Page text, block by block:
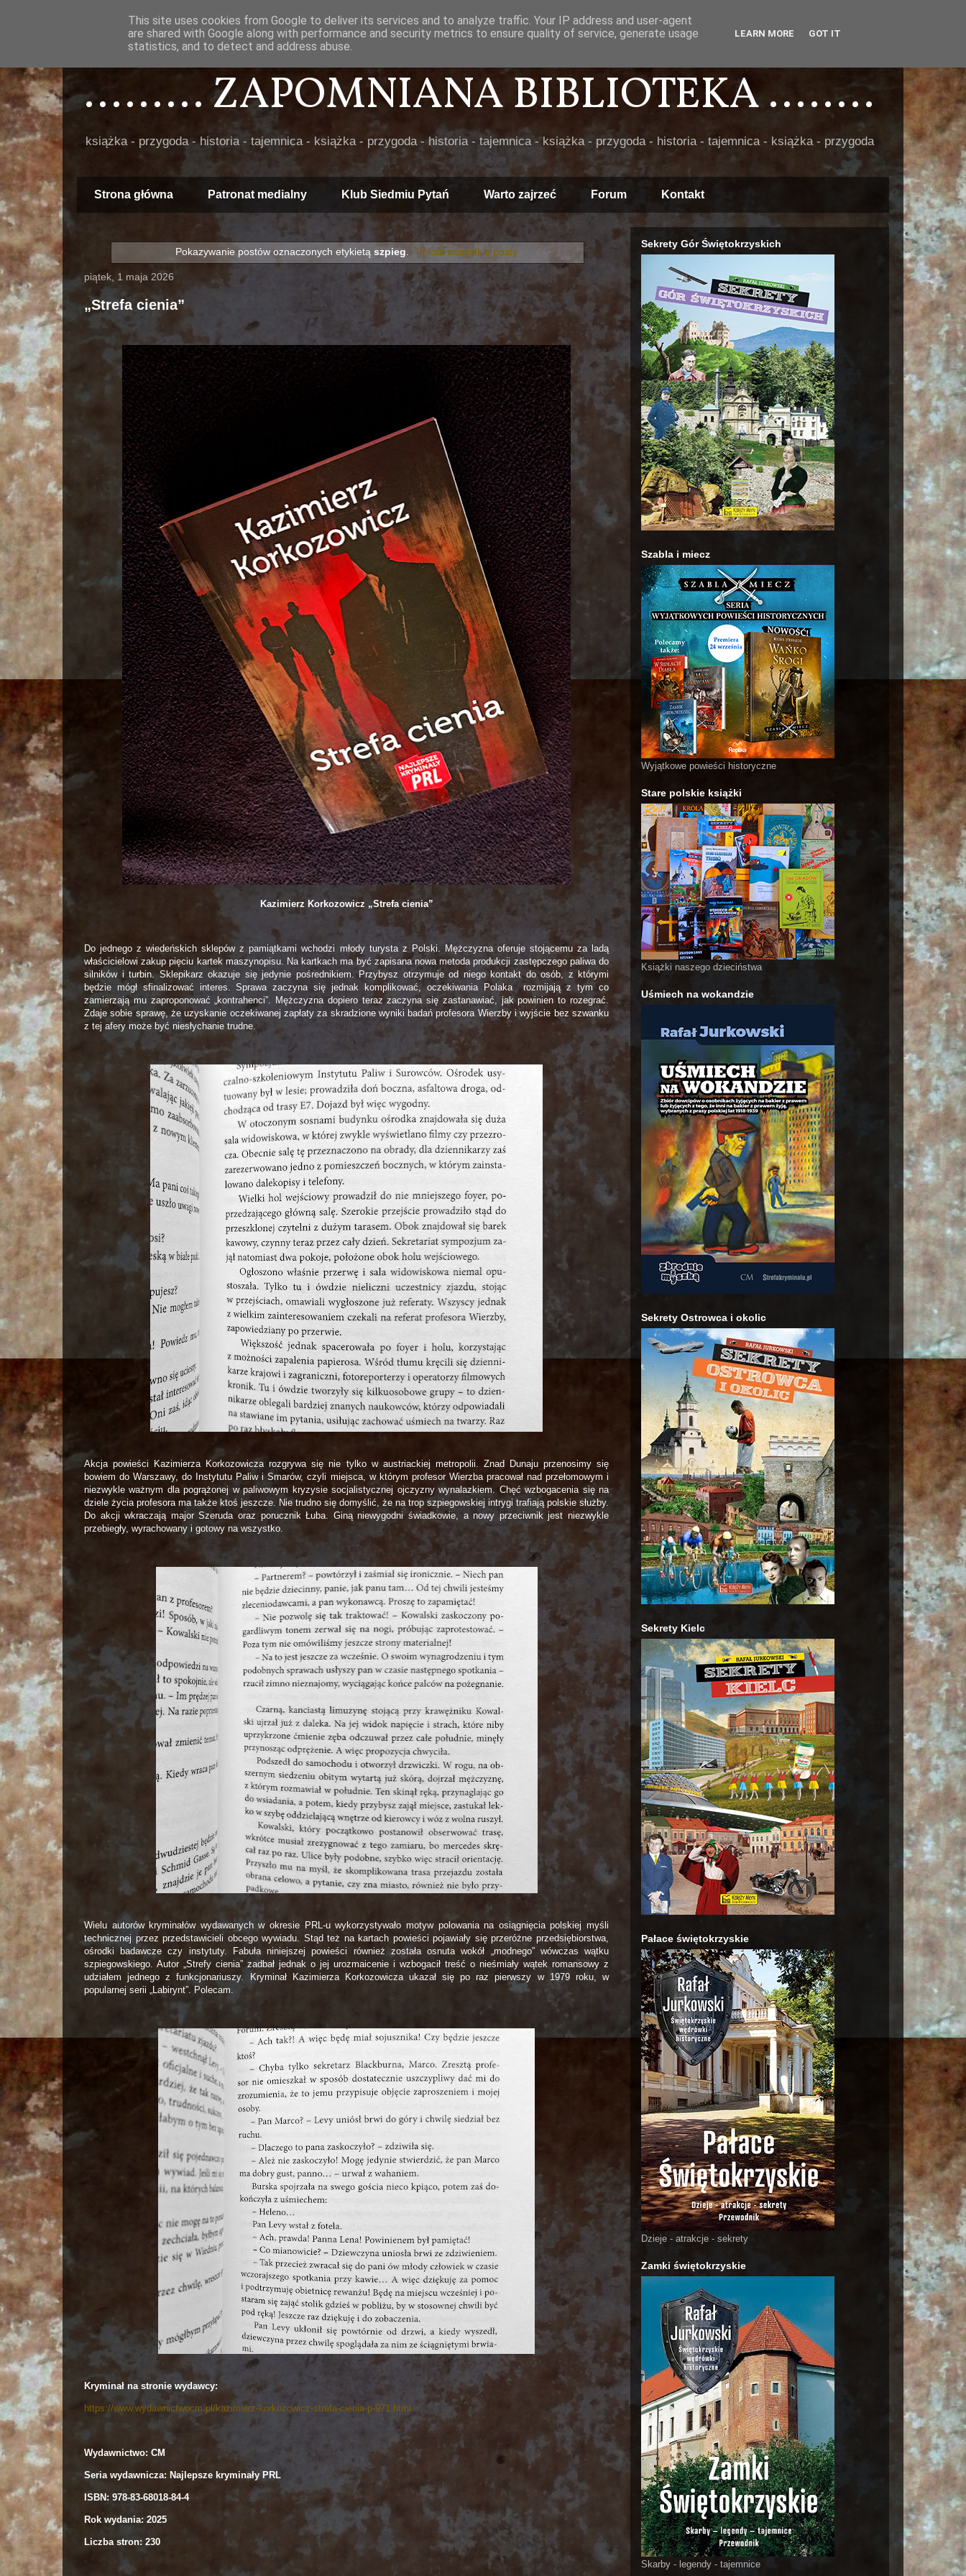
......... ZAPOMNIANA BIBLIOTEKA ........
książka - przygoda - historia - tajemnica - książka - przygoda - historia - tajemnica - książka - przygoda - historia - tajemnica - książka - przygoda
Strona główna Patronat medialny Klub Siedmiu Pytań Warto zajrzeć Forum Kontakt
Pokazywanie postów oznaczonych etykietąszpieg. Pokaż wszystkie posty
piątek, 1 maja 2026
„Strefa cienia”
Kazimierz Korkozowicz „Strefa cienia”
Do jednego z wiedeńskich sklepów z pamiątkami wchodzi młody turysta z Polski. Mężczyzna oferuje stojącemu za ladą
właścicielowi zakup pięciu kartek maszynopisu. Na kartkach ma być zapisana nowa metoda produkcji zastępczego paliwa do
silników i turbin. Sklepikarz okazuje się jedynie pośrednikiem. Przybysz otrzymuje od niego kontakt do osób, z którymi
będzie mógł sfinalizować interes. Sprawa zaczyna się jednak komplikować, oczekiwania Polaka
rozmijają z tym co
zamierzają mu zaproponować „kontrahenci”. Mężczyzna dopiero teraz zaczyna się zastanawiać, jak powinien to rozegrać.
Zdaje sobie sprawę, że uzyskanie oczekiwanej zapłaty za skradzione wyniki badań profesora Wierzby i wyjście bez szwanku
z tej afery może być niesłychanie trudne.
Akcja powieści Kazimierza Korkozowicza rozgrywa się nie tylko w austriackiej metropolii. Znad Dunaju przenosimy się
bowiem do Warszawy, do Instytutu Paliw i Smarów, czyli miejsca, w którym profesor Wierzba pracował nad przełomowym i
niezwykle ważnym dla pogrążonej w paliwowym kryzysie socjalistycznej ojczyzny wynalazkiem. Chęć wzbogacenia się na
dziele życia profesora ma także ktoś jeszcze. Nie trudno się domyślić, że na trop szpiegowskiej intrygi trafiają polskie służby.
Do akcji wkraczają major Szeruda oraz porucznik Łuba. Giną niewygodni świadkowie, a nowy przeciwnik jest niezwykle
przebiegły, wyrachowany i gotowy na wszystko.
Wielu autorów kryminałów wydawanych w okresie PRL-u wykorzystywało motyw polowania na osiągnięcia polskiej myśli
technicznej przez przedstawicieli obcego wywiadu. Stąd też na kartach powieści pojawiały się przeróżne przedsiębiorstwa,
ośrodki badawcze czy instytuty. Fabuła niniejszej powieści również została osnuta wokół „modnego” wówczas wątku
szpiegowskiego. Autor „Strefy cienia” zadbał jednak o jej urozmaicenie i wzbogacił treść o nieśmiały wątek romansowy z
udziałem jednego z funkcjonariuszy. Kryminał Kazimierza Korkozowicza ukazał się po raz pierwszy w 1979 roku, w
popularnej serii „Labirynt”. Polecam.
Kryminał na stronie wydawcy:
https://www.wydawnictwocm.pl/kazimierz-korkozowicz-strefa-cienia-p-971.html
Wydawnictwo: CM
Seria wydawnicza: Najlepsze kryminały PRL
ISBN: 978-83-68018-84-4
Rok wydania: 2025
Liczba stron: 230
Sekrety Gór Świętokrzyskich
Szabla i miecz
Wyjątkowe powieści historyczne
Stare polskie książki
Książki naszego dzieciństwa
Uśmiech na wokandzie
Sekrety Ostrowca i okolic
Sekrety Kielc
Pałace świętokrzyskie
Dzieje - atrakcje - sekrety
Zamki świętokrzyskie
Skarby - legendy - tajemnice
This site uses cookies from Google to deliver its services and to analyze traffic. Your IP address and user-agent
are shared with Google along with performance and security metrics to ensure quality of service, generate usage
statistics, and to detect and address abuse.
LEARN MORE GOT IT